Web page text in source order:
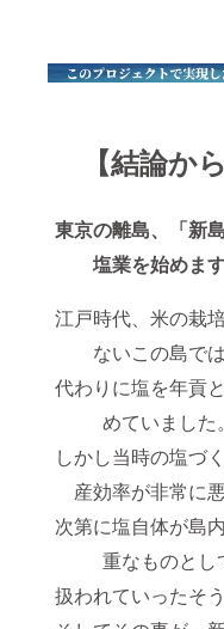
【結論から
東京の離島、「新
塩業を始めま
江戸時代、米の栽
ないこの島では
代わりに塩を年貢
めていました。
しかし当時の塩づ
産効率が非常に悪
次第に塩自体が島
重なものとし
扱われていったそう